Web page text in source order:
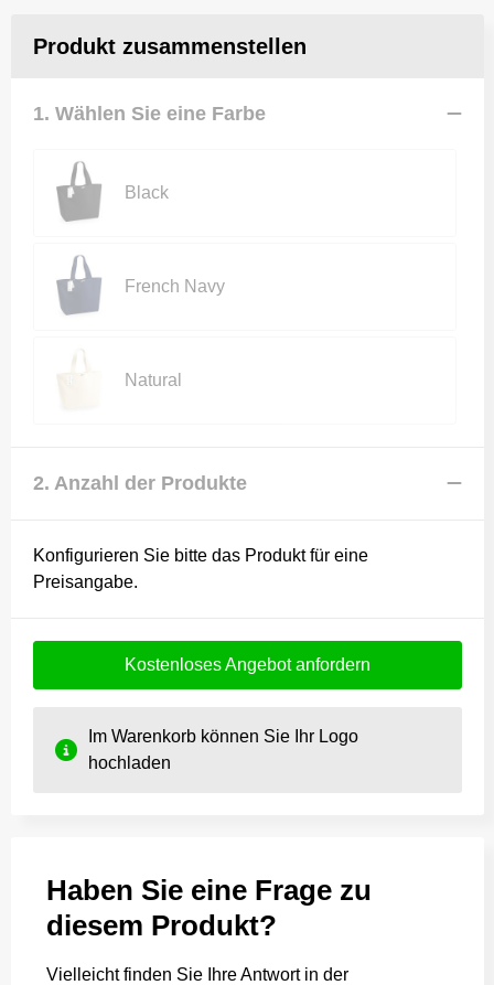
Produkt zusammenstellen
1. Wählen Sie eine Farbe
Black
French Navy
Natural
2. Anzahl der Produkte
Konfigurieren Sie bitte das Produkt für eine
Preisangabe.
Kostenloses Angebot anfordern
Im Warenkorb können Sie Ihr Logo
hochladen
Haben Sie eine Frage zu
diesem Produkt?
Vielleicht finden Sie Ihre Antwort in der